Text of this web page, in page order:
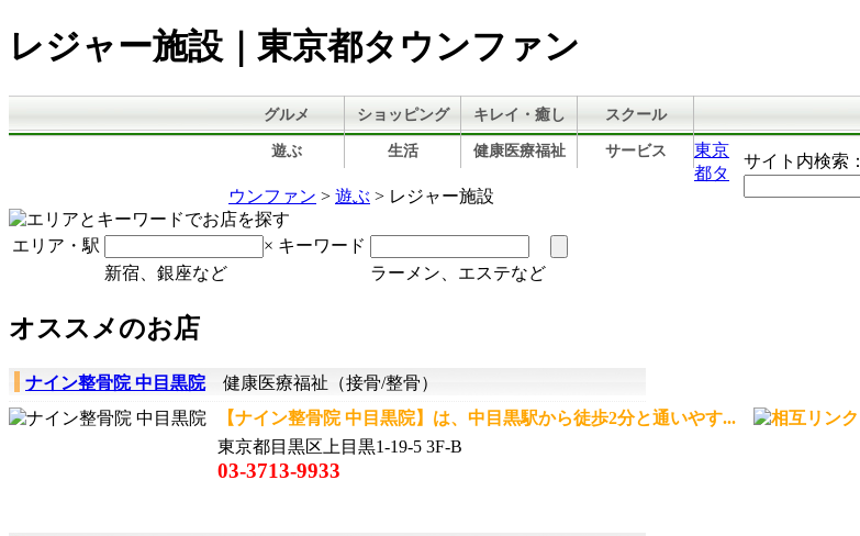
レジャー施設｜東京都タウンファン
サイト内検索：
グルメ ショッピング キレイ・癒し スクール
遊ぶ 生活 健康医療福祉 サービス
東京
都タ
ウンファン > 遊ぶ > レジャー施設
エリア・駅 × キーワード
新宿、銀座など
ラーメン、エステなど
オススメのお店
ナイン整骨院 中目黒院健康医療福祉（接骨/整骨）
【ナイン整骨院 中目黒院】は、中目黒駅から徒歩2分と通いやす...
東京都目黒区上目黒1-19-5 3F-B
03-3713-9933